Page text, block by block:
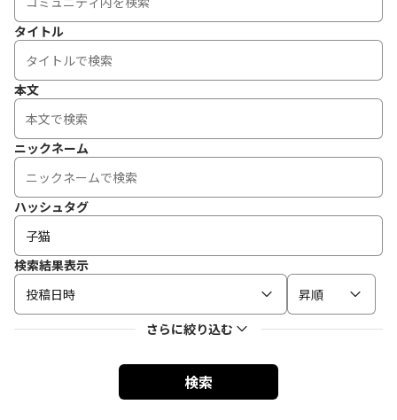
タイトル
本文
ニックネーム
ハッシュタグ
検索結果表示
投稿日時
昇順
さらに絞り込む
検索